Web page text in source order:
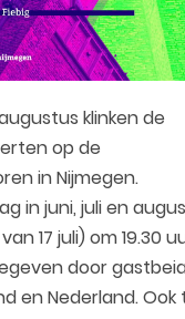
klinken de
op de
in Nijmegen.
in juni, juli en
17 juli) om 19.30
door
en Nederland. Ook